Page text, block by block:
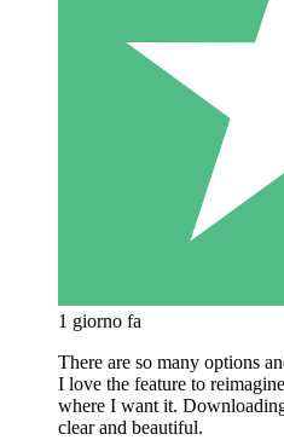
1 giorno fa
There are so many options
I love the feature to
where I want it.
clear and beautiful.